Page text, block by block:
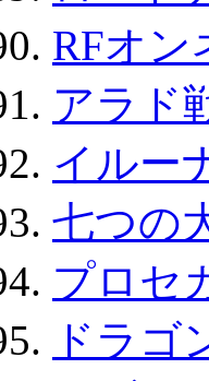
RFオン
アラド
イルー
七つの
プロセ
ドラゴ